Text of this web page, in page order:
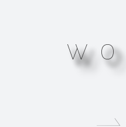
W O